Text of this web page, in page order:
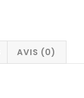
AVIS (0)